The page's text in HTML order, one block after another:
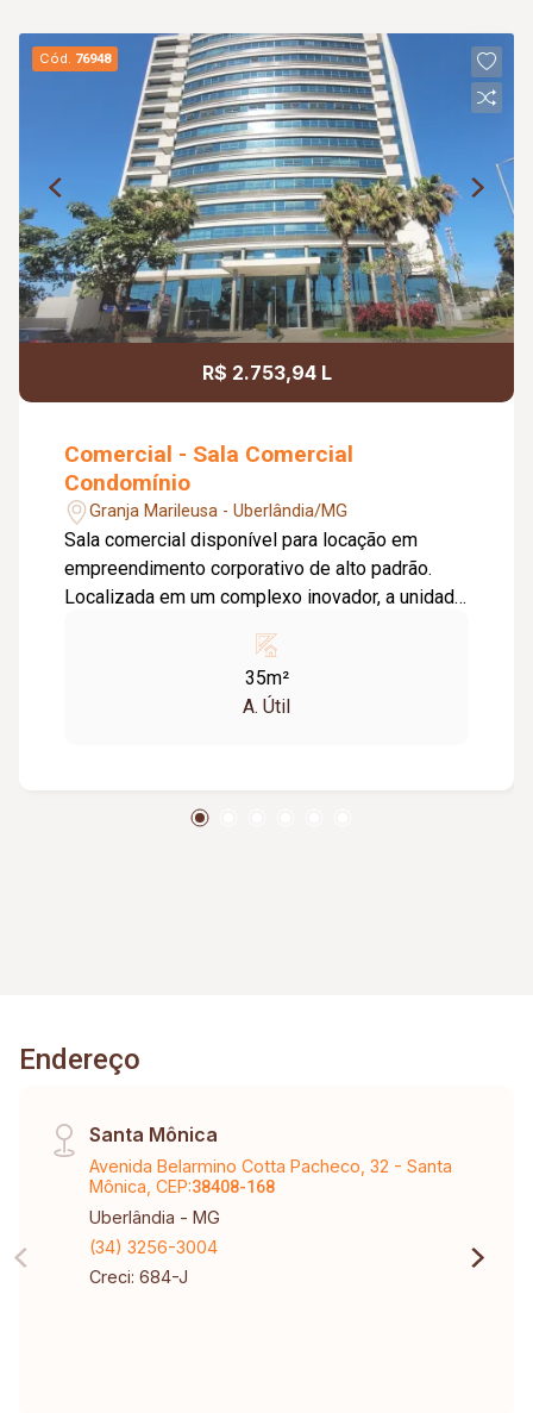
Cód. 76948
R$ 2.753,94 L
Comercial - Sala Comercial
Condomínio
Granja Marileusa - Uberlândia/MG
Sala comercial disponível para locação em
empreendimento corporativo de alto padrão.
Localizada em um complexo inovador, a unidade
com: Recepção com atendimento profissional;
Sistema de acesso por reconhecimento facial;
Sala de coworking compartilhada; Salas de
integrado ao projeto arquitetônico; Garagem
35m²
A. Útil
Endereço
Santa Mônica
Avenida Belarmino Cotta Pacheco, 32 - Santa
Mônica, CEP:38408-168
Uberlândia - MG
(34) 3256-3004
Creci: 684-J